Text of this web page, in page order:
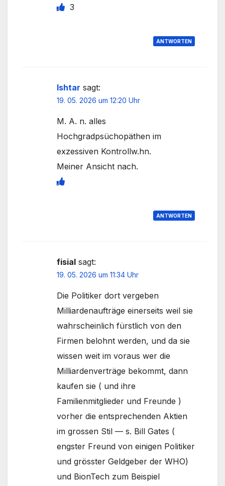
3
ANTWORTEN
Ishtar sagt:
19. 05. 2026 um 12:20 Uhr
M. A. n. alles
Hochgradpsüchopäthen im
exzessiven Kontrollw.hn.
Meiner Ansicht nach.
ANTWORTEN
fisial sagt:
19. 05. 2026 um 11:34 Uhr
Die Politiker dort vergeben
Milliardenaufträge einerseits weil sie
wahrscheinlich fürstlich von den
Firmen belohnt werden, und da sie
wissen weit im voraus wer die
Milliardenverträge bekommt, dann
kaufen sie ( und ihre
Familienmitglieder und Freunde )
vorher die entsprechenden Aktien
im grossen Stil — s. Bill Gates (
engster Freund von einigen Politiker
und grösster Geldgeber der WHO)
und BionTech zum Beispiel